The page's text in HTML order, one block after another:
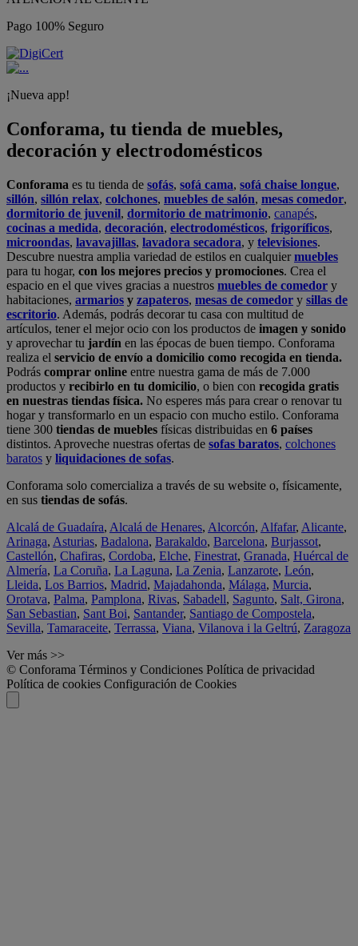
Pago 100% Seguro
¡Nueva app!
Conforama, tu tienda de muebles,
decoración y electrodomésticos
Conforama es tu tienda de sofás, sofá cama, sofá chaise longue,
sillón, sillón relax, colchones, muebles de salón, mesas comedor,
dormitorio de juvenil, dormitorio de matrimonio, canapés,
cocinas a medida, decoración, electrodomésticos, frigoríficos,
microondas, lavavajillas, lavadora secadora, y televisiones.
Descubre nuestra amplia variedad de estilos en cualquiermuebles
para tu hogar, con los mejores precios y promociones. Crea el
espacio en el que vives gracias a nuestros muebles de comedor y
habitaciones, armarios y zapateros, mesas de comedor y sillas de
escritorio. Además, podrás decorar tu casa con multitud de
artículos, tener el mejor ocio con los productos de imagen y sonido
y aprovechar tu jardín en las épocas de buen tiempo. Conforama
realiza el servicio de envío a domicilio como recogida en tienda.
Podrás comprar online entre nuestra gama de más de 7.000
productos y recibirlo en tu domicilio, o bien con recogida gratis
en nuestras tiendas física. No esperes más para crear o renovar tu
hogar y transformarlo en un espacio con mucho estilo. Conforama
tiene 300 tiendas de muebles físicas distribuidas en 6 países
distintos. Aproveche nuestras ofertas de sofas baratos, colchones
baratos y liquidaciones de sofas.
Conforama solo comercializa a través de su website o, físicamente,
en sus tiendas de sofás.
Alcalá de Guadaíra, Alcalá de Henares, Alcorcón, Alfafar, Alicante,
Arinaga, Asturias, Badalona, Barakaldo, Barcelona, Burjassot,
Castellón, Chafiras, Cordoba, Elche, Finestrat, Granada, Huércal de
Almería, La Coruña, La Laguna, La Zenia, Lanzarote, León,
Lleida, Los Barrios, Madrid, Majadahonda, Málaga, Murcia,
Orotava, Palma, Pamplona, Rivas, Sabadell, Sagunto, Salt, Girona,
San Sebastian, Sant Boi, Santander, Santiago de Compostela,
Sevilla, Tamaraceite, Terrassa, Viana, Vilanova i la Geltrú, Zaragoza
Ver más >>
© Conforama Términos y Condiciones Política de privacidad
Política de cookies Configuración de Cookies